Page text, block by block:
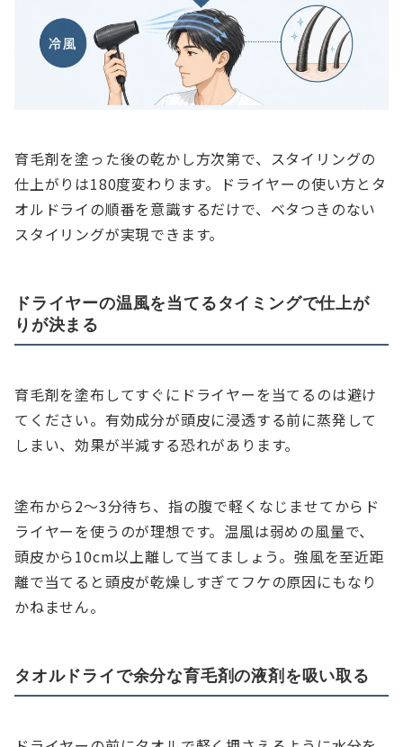
育毛剤を塗った後の乾かし方次第で、スタイリングの
仕上がりは180度変わります。ドライヤーの使い方とタ
オルドライの順番を意識するだけで、ベタつきのない
スタイリングが実現できます。
ドライヤーの温風を当てるタイミングで仕上が
りが決まる
育毛剤を塗布してすぐにドライヤーを当てるのは避け
てください。有効成分が頭皮に浸透する前に蒸発して
しまい、効果が半減する恐れがあります。
塗布から2〜3分待ち、指の腹で軽くなじませてからド
ライヤーを使うのが理想です。温風は弱めの風量で、
頭皮から10cm以上離して当てましょう。強風を至近距
離で当てると頭皮が乾燥しすぎてフケの原因にもなり
かねません。
タオルドライで余分な育毛剤の液剤を吸い取る